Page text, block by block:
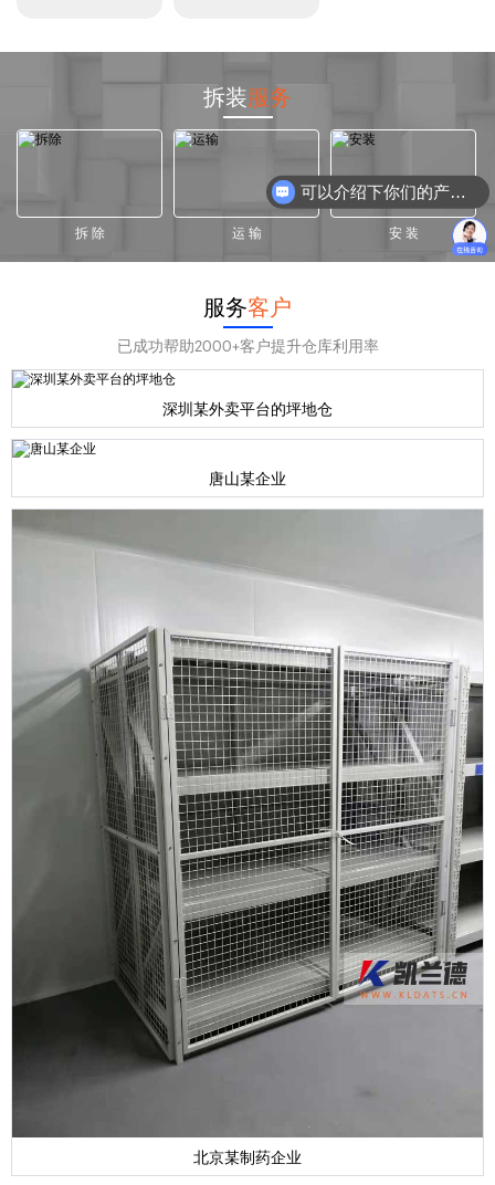
拆装服务
拆 除 运 输 安 装
服务客户
已成功帮助2000+客户提升仓库利用率
深圳某外卖平台的坪地仓
唐山某企业
北京某制药企业
可以介绍下你们的产品么？